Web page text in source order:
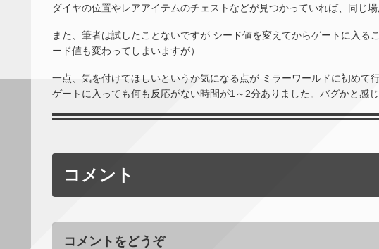
ダイヤの位置やレアアイテムのチェストなどが見つかっていれば、同じ
また、筆者は試したことないですが シード値を変えてからゲートに入
ード値も変わってしまいますが）
一点、気を付けてほしいというか気になる点が ミラーワールドに初めて
ゲートに入っても何も反応がない時間が1～2分ありました。バグかと感じ
コメント
コメントをどうぞ